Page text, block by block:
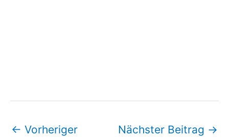
← Vorheriger
Nächster Beitrag →